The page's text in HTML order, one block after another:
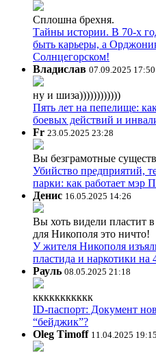
Сплошна брехня.
Тайны истории. В 70-х
быть карьеры, а
Солнцегорском!
Владислав 07.09.2025 17:50
ну и шиза))))))))))))
Пять лет на пепелище:
боевых действий и
Fr 23.05.2025 23:28
Вы безграмотные
Убийство предприятий,
парки: как работает мэр
Денис 16.05.2025 14:26
Вы хоть видели пластит
для Никополя это ничто!
У жителя Никополя
пластида и наркотики на
Рауль 08.05.2025 21:18
ккккккккккк
ID-паспорт: Документ
“бейджик”?
Oleg Timoff 11.04.2025 19:15